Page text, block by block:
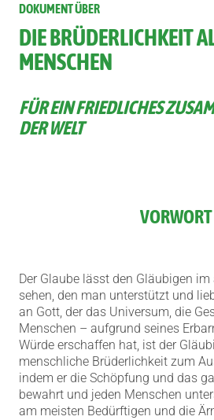
DOKUMENT ÜBER
DIE BRÜDERLICHKEIT
MENSCHEN
FÜR EIN FRIEDLICHES
DER WELT
VORWORT
Der Glaube lässt den Gläubigen
sehen, den man unterstützt und
an Gott, der das Universum, die
Menschen – aufgrund seines
Würde erschaffen hat, ist der
menschliche Brüderlichkeit zum
indem er die Schöpfung und das
bewahrt und jeden Menschen
am meisten Bedürftigen und die